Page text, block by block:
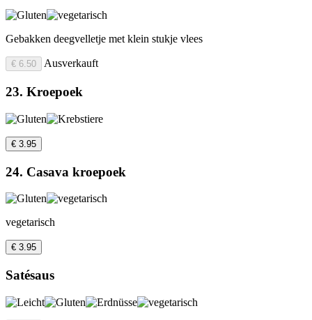
Gebakken deegvelletje met klein stukje vlees
€ 6.50 Ausverkauft
23. Kroepoek
€ 3.95
24. Casava kroepoek
vegetarisch
€ 3.95
Satésaus